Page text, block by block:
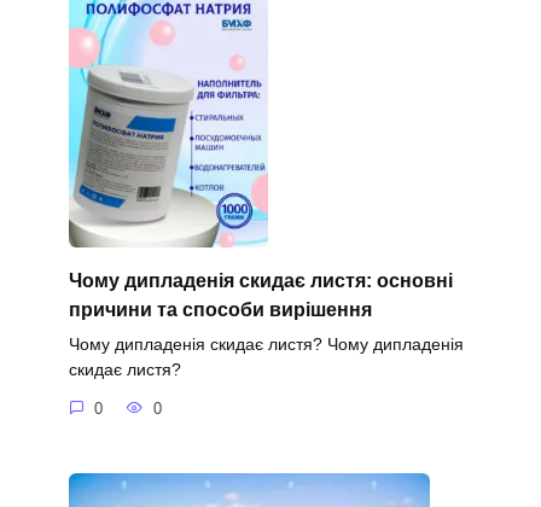
Чому дипладенія скидає листя: основні
причини та способи вирішення
Чому дипладенія скидає листя? Чому дипладенія
скидає листя?
0 0